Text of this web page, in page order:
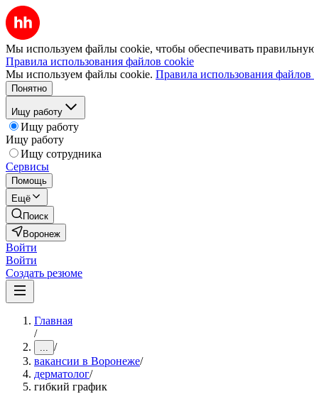
Мы используем файлы cookie, чтобы обеспечивать
Правила использования файлов cookie
Мы используем файлы cookie. Правила использования файлов
Понятно
Ищу работу
Ищу работу
Ищу работу
Ищу сотрудника
Сервисы
Помощь
Ещё
Поиск
Воронеж
Войти
Войти
Создать резюме
Главная
/
... /
вакансии в Воронеже/
дерматолог/
гибкий график